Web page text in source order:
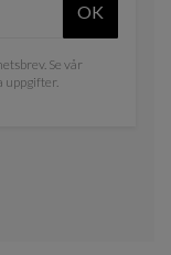
OK
Se vår
uppgifter.